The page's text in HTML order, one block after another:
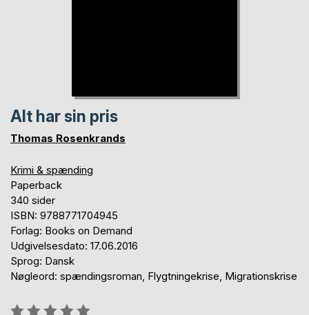
Alt har sin pris
Thomas Rosenkrands
Krimi & spænding
Paperback
340 sider
ISBN: 9788771704945
Forlag: Books on Demand
Udgivelsesdato: 17.06.2016
Sprog: Dansk
Nøgleord: spændingsroman, Flygtningekrise, Migrationskrise
Anmeldelse::